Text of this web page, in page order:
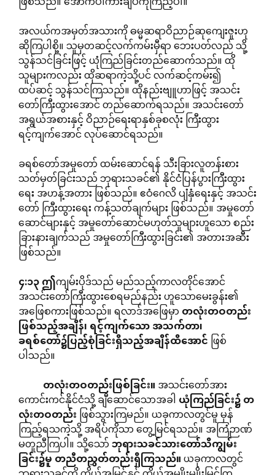
အလယ်ကအမှတ်အသားကို ဓမ္မဆရာဝိညာဉ်ဆုကျေးဇူးဟု
ဆိုကြပါစို့။ သူမှတဆင့်လက်ကမ်းမှီရာ ဘေးပတ်လည် သို့
သွန်သင်ခြင်းဖြင့် ယုံကြည်ခြင်းတည်ဆောက်သည်။ ထို
သူများကလည်း ထိုဆရာကဲ့သို့ပင် လက်ဆင့်ကမ်း၍
ထပ်ဆင့် သွန်သင်ကြသည်။ ထိုနည်းဗျူဟာဖြင့် အသင်း
တော်ကြီးထွားအောင် တည်ဆောက်ရသည်။ အသင်းတော်
အရွယ်အစားနှင့် ဝိညာဉ်ရေးရာနှစ်ခုစလုံး ကြီးထွား
ရင့်ကျက်အောင် လုပ်ဆောင်ရသည်။
ခရစ်တော်အမှုတော် ထမ်းဆောင်ရန် သီးခြားလူတန်းစား
သတ်မှတ်ခြင်းသည် ဘုရားသခင်၏ နိုင်ငံပြန်ပွားကြီးထွား
ရေး အဟန့်အတား ဖြစ်သည်။ ဧဝံဂေလိ ပျံနှံရေးနှင့် အသင်း
တော် ကြီးထွားရေး ကန့်သတ်ချက်များ ဖြစ်သည်။ အမှုတော်
ဆောင်များနှင့် အမှုတော်ဆောင်မဟုတ်သူများဟူသော စည်း
ခြားနားချက်သည် အမှုတော်ကြီးထွားခြင်း၏ အတားအဆီး
ဖြစ်သည်။
၄:၁၃ဤကျမ်းပိုဒ်သည် မည်သည့်ကာလတိုင်အောင်
အသင်းတော်ကြီးထွားစေရမည်နည်း ဟူသောမေးခွန်း၏
အဖြေစကားဖြစ်သည်။ ရလာဒ်အဖြေမှာတလုံးတဝတည်း
ဖြစ်သည့်အချိန်၊ရင့်ကျက်သောအသက်တာ၊
ခရစ်တော်၌ပြည့်စုံခြင်းရှိသည့်အချိန်ထိအောင်ဖြစ်
ပါသည်။
တလုံးတဝတည်းဖြစ်ခြင်း။အသင်းတော်အား
ကောင်းကင်နိုင်ငံသို့ ချီဆောင်သောအခါယုံကြည်ခြင်း၌တ
လုံးတဝတည်းဖြစ်သွားကြမည်။ ယခုကာလတွင်မူ မှန်
ကြည့်ရသကဲ့သို့ အရိပ်ကိုသာ တွေ့မြင်ရသည်။ အကြံဉာဏ်
မတူညီကြပါ။ သို့သော်ဘုရားသခင်သားတော်သိကျွမ်း
ခြင်း၌မူတညီတညွှတ်တည်းရှိကြသည်။ယခုကာလတွင်